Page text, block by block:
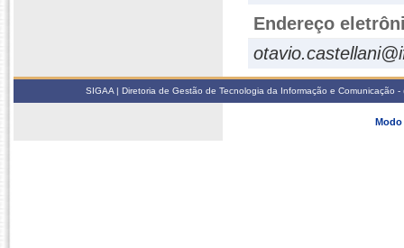
Endereço
SIGAA | Diretoria de Gestão de Tecnologia da Informação e
Modo